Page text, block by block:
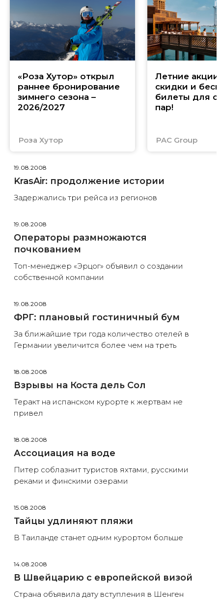
«Роза Хутор» открыл
раннее бронирование
зимнего сезона –
2026/2027
Роза Хутор
Летние
скидки и
билеты для
пар!
PAC Group
19.08.2008
KrasAir: продолжение истории
Задержались три рейса из регионов
19.08.2008
Операторы размножаются
почкованием
Топ-менеджер «Эрцог» объявил о создании
собственной компании
19.08.2008
ФРГ: плановый гостиничный бум
За ближайшие три года количество отелей в
Германии увеличится более чем на треть
18.08.2008
Взрывы на Коста дель Сол
Теракт на испанском курорте к жертвам не
привел
18.08.2008
Ассоциация на воде
Питер соблазнит туристов яхтами, русскими
реками и финскими озерами
15.08.2008
Тайцы удлиняют пляжи
В Таиланде станет одним курортом больше
14.08.2008
В Швейцарию с европейской визой
Страна объявила дату вступления в Шенген